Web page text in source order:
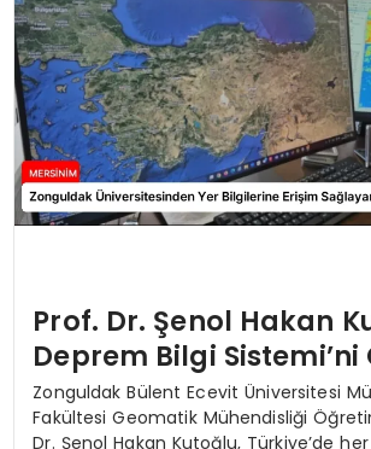
Prof. Dr. Şenol Hakan
Deprem Bilgi
Zonguldak Bülent Ecevit Üniversitesi
Fakültesi Geomatik Mühendisliği
Dr. Şenol Hakan Kutoğlu, Türkiye’de